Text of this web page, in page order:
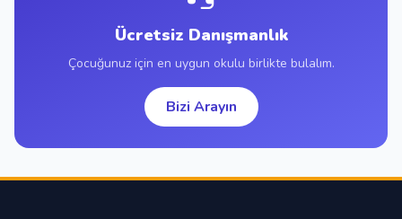
Ücretsiz Danışmanlık
Çocuğunuz için en uygun okulu birlikte bulalım.
Bizi Arayın